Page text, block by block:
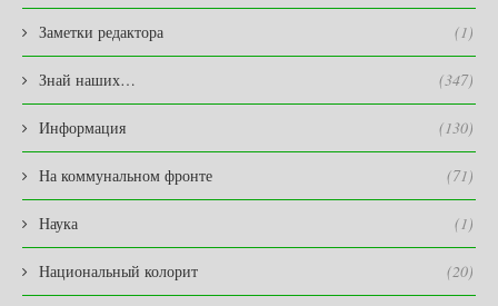
Заметки редактора (1)
Знай наших… (347)
Информация (130)
На коммунальном фронте (71)
Наука (1)
Национальный колорит (20)